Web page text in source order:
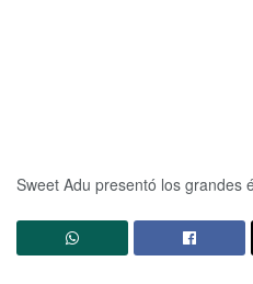
Sweet Adu presentó los grandes